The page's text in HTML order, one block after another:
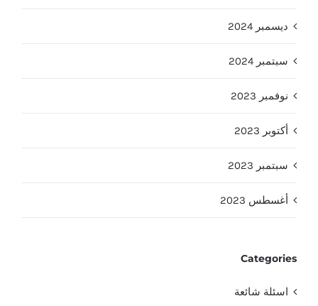
ديسمبر 2024
سبتمبر 2024
نوفمبر 2023
أكتوبر 2023
سبتمبر 2023
أغسطس 2023
Categories
اسئلة شائعة